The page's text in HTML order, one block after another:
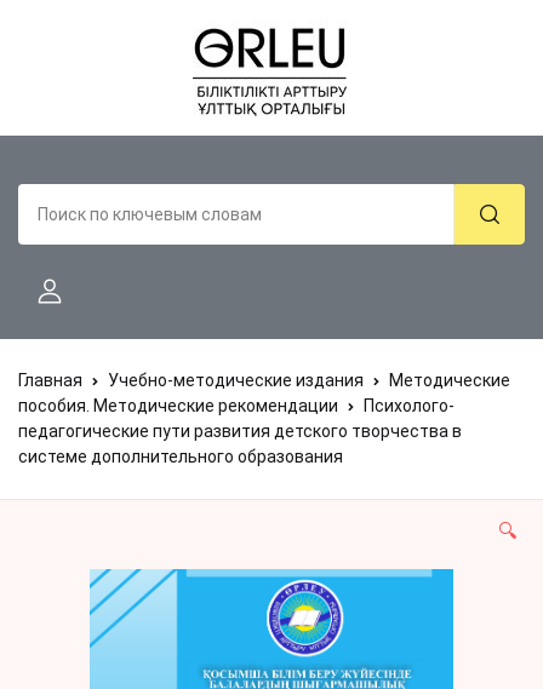
Главная Учебно-методические издания
Методические
пособия. Методические рекомендации
Психолого-
педагогические пути развития детского творчества в
системе дополнительного образования
🔍